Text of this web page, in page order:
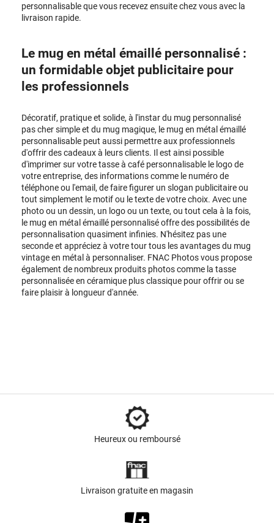
personnalisable que vous recevez ensuite chez vous avec la
livraison rapide.
Le mug en métal émaillé personnalisé :
un formidable objet publicitaire pour
les professionnels
Décoratif, pratique et solide, à l'instar du mug personnalisé
pas chersimple et du mug magique, le mug en métal émaillé
personnalisable peut aussi permettre aux professionnels
d'offrir des cadeaux à leurs clients. Il est ainsi possible
d'imprimer sur votre tasse à café personnalisable le logo de
votre entreprise, des informations comme le numéro de
téléphone ou l'email, de faire figurer un slogan publicitaire ou
tout simplement le motif ou le texte de votre choix. Avec une
photo ou un dessin, un logo ou un texte, ou tout cela à la fois,
le mug en métal émaillé personnalisé offre des possibilités de
personnalisation quasiment infinies. N'hésitez pas une
seconde et appréciez à votre tour tous les avantages du mug
vintage en métal à personnaliser. FNAC Photos vous propose
également de nombreux produits photos comme la tasse
personnalisée en céramique plus classique pour offrir ou se
faire plaisir à longueur d'année.
Heureux ou remboursé
Livraison gratuite en magasin